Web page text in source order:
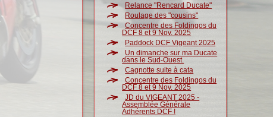
Relance "Rencard Ducate"
Roulage des "cousins"
Concentre des Foldingos du
DCF 8 et 9 Nov. 2025
Paddock DCF Vigeant 2025
Un dimanche sur ma Ducate
dans le Sud-Ouest.
Cagnotte suite à cata
Concentre des Foldingos du
DCF 8 et 9 Nov. 2025
JD du VIGEANT 2025 -
Assemblée Générale
Adhérents DCF !